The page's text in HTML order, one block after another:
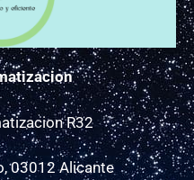
R32
03012 Alicante